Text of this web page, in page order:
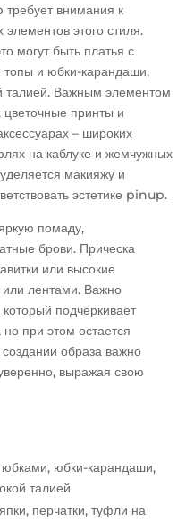
внимания к
этого стиля.
могут быть платья с
и юбки-карандаши,
талией. Важным элементом
цветочные принты и
– широких
на каблуке и жемчужных
макияжу и
эстетике pinup.
помаду,
брови. Прическа
или высокие
лентами. Важно
подчеркивает
но при этом остается
образа важно
выражая свою
юбки-карандаши,
талией
перчатки, туфли на